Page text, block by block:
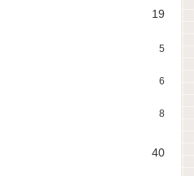
19
5
6
8
40